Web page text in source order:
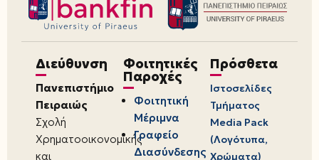
Διεύθυνση
Πανεπιστήμιο
Πειραιώς
Σχολή
Χρηματοοικονομικής
και
Φοιτητικές
Παροχές
Φοιτητική
Μέριμνα
Γραφείο
Διασύνδεσης
Πρόσθετα
Ιστοσελίδες
Τμήματος
Media Pack
(Λογότυπα,
Χρώματα)